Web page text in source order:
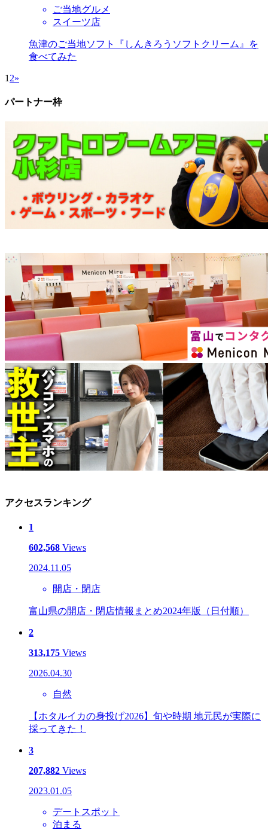
ご当地グルメ
スイーツ店
魚津のご当地ソフト『しんきろうソフトクリーム』を
食べてみた
1 2»
パートナー枠
アクセスランキング
1
602,568 Views
2024.11.05
開店・閉店
富山県の開店・閉店情報まとめ2024年版（日付順）
2
313,175 Views
2026.04.30
自然
【ホタルイカの身投げ2026】旬や時期 地元民が実際に
採ってきた！
3
207,882 Views
2023.01.05
デートスポット
泊まる